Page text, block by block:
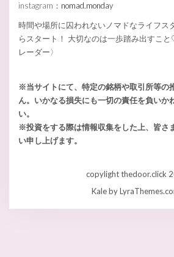
instagram： nomad.monday
時間や場所に囚われないノマドなライフス
らスタート！ 大切なのは一歩踏み出すこ
レーダー〉
※当サイトにて、特定の銘柄や取引所等の
ん。いかなる損失にも一切の責任を負いか
い。
※投資をする際は情報収集をした上、皆さ
い申し上げます。
copylight thedoor.click
Kaleby